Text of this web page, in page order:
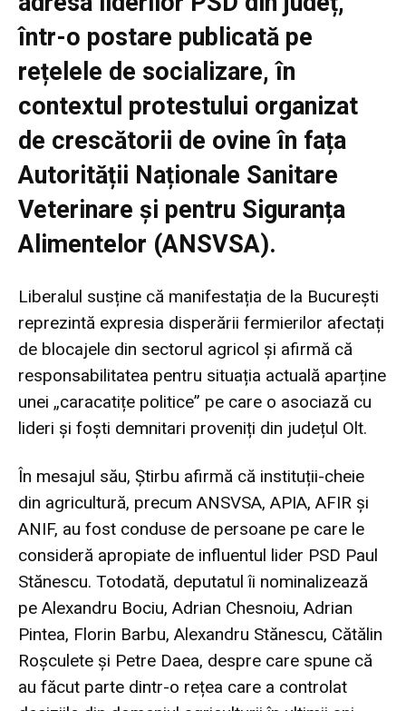
într-o postare publicată pe
rețelele de socializare, în
contextul protestului organizat
de crescătorii de ovine în fața
Autorității Naționale Sanitare
Veterinare și pentru Siguranța
Alimentelor (ANSVSA).
Liberalul susține că manifestația de la București
reprezintă expresia disperării fermierilor afectați
de blocajele din sectorul agricol și afirmă că
responsabilitatea pentru situația actuală aparține
unei „caracatițe politice” pe care o asociază cu
lideri și foști demnitari proveniți din județul Olt.
În mesajul său, Știrbu afirmă că instituții-cheie
din agricultură, precum ANSVSA, APIA, AFIR și
ANIF, au fost conduse de persoane pe care le
consideră apropiate de influentul lider PSD Paul
Stănescu. Totodată, deputatul îi nominalizează
pe Alexandru Bociu, Adrian Chesnoiu, Adrian
Pintea, Florin Barbu, Alexandru Stănescu, Cătălin
Roșculete și Petre Daea, despre care spune că
au făcut parte dintr-o rețea care a controlat